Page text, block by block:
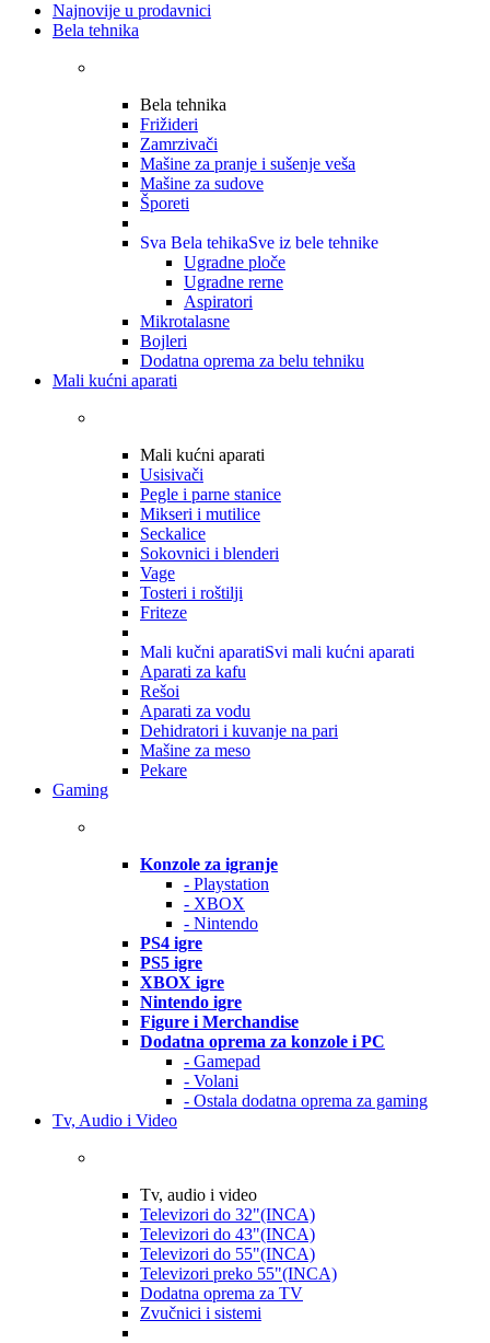
Najnovije u prodavnici
Bela tehnika
Bela tehnika
Frižideri
Zamrzivači
Mašine za pranje i sušenje veša
Mašine za sudove
Šporeti
Sva Bela tehikaSve iz bele tehnike
Ugradne ploče
Ugradne rerne
Aspiratori
Mikrotalasne
Bojleri
Dodatna oprema za belu tehniku
Mali kućni aparati
Mali kućni aparati
Usisivači
Pegle i parne stanice
Mikseri i mutilice
Seckalice
Sokovnici i blenderi
Vage
Tosteri i roštilji
Friteze
Mali kučni aparatiSvi mali kućni aparati
Aparati za kafu
Rešoi
Aparati za vodu
Dehidratori i kuvanje na pari
Mašine za meso
Pekare
Gaming
Konzole za igranje
- Playstation
- XBOX
- Nintendo
PS4 igre
PS5 igre
XBOX igre
Nintendo igre
Figure i Merchandise
Dodatna oprema za konzole i PC
- Gamepad
- Volani
- Ostala dodatna oprema za gaming
Tv, Audio i Video
Tv, audio i video
Televizori do 32"(INCA)
Televizori do 43"(INCA)
Televizori do 55"(INCA)
Televizori preko 55"(INCA)
Dodatna oprema za TV
Zvučnici i sistemi